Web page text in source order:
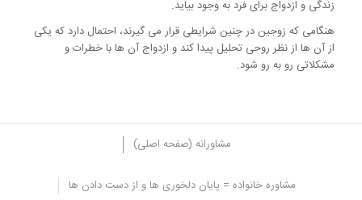
زندگی و ازدواج برای فرد به وجود بیاید.
هنگامی که زوجین در چنین شرایطی قرار می گیرند، احتمال دارد که یکی
از آن ها از نظر روحی تحلیل پیدا کند و ازدواج آن ها با خطرات و
مشکلاتی رو به رو شود.
مشاورانه (صفحه اصلی)
مشاوره خانواده = پایان دلخوری ها و از دست دادن ها